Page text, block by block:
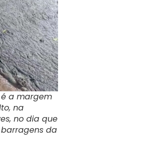
a margem
na
no dia que
da